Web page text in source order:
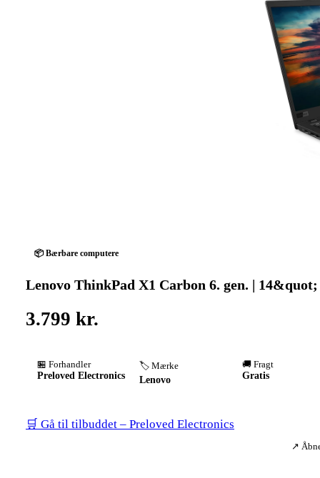
📦 Bærbare computere
Lenovo ThinkPad X1 Carbon 6. gen. |
3.799 kr.
🏪 Forhandler
Preloved Electronics
🏷️ Mærke
Lenovo
🚚 Fragt
Gratis
🛒 Gå til tilbuddet – Preloved Electronics
↗